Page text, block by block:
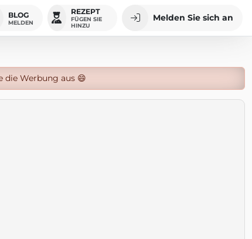
BLOG
MELDEN
REZEPT
FÜGEN SIE
HINZU
Melden Sie sich an
die Werbung aus 😄